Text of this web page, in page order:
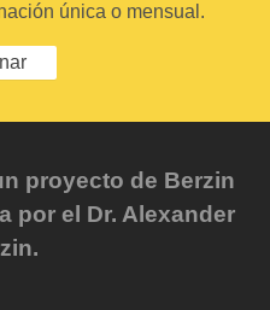
única o mensual.
proyecto de Berzin
por el Dr. Alexander